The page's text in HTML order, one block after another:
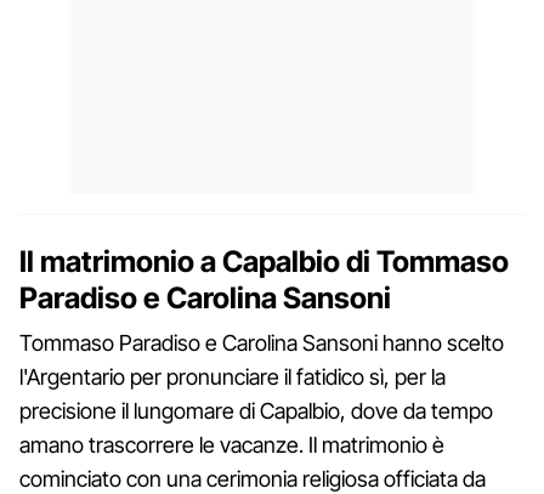
Il matrimonio a Capalbio di Tommaso
Paradiso e Carolina Sansoni
Tommaso Paradiso e Carolina Sansoni hanno scelto
l'Argentario per pronunciare il fatidico sì, per la
precisione il lungomare di Capalbio, dove da tempo
amano trascorrere le vacanze. Il matrimonio è
cominciato con una cerimonia religiosa officiata da